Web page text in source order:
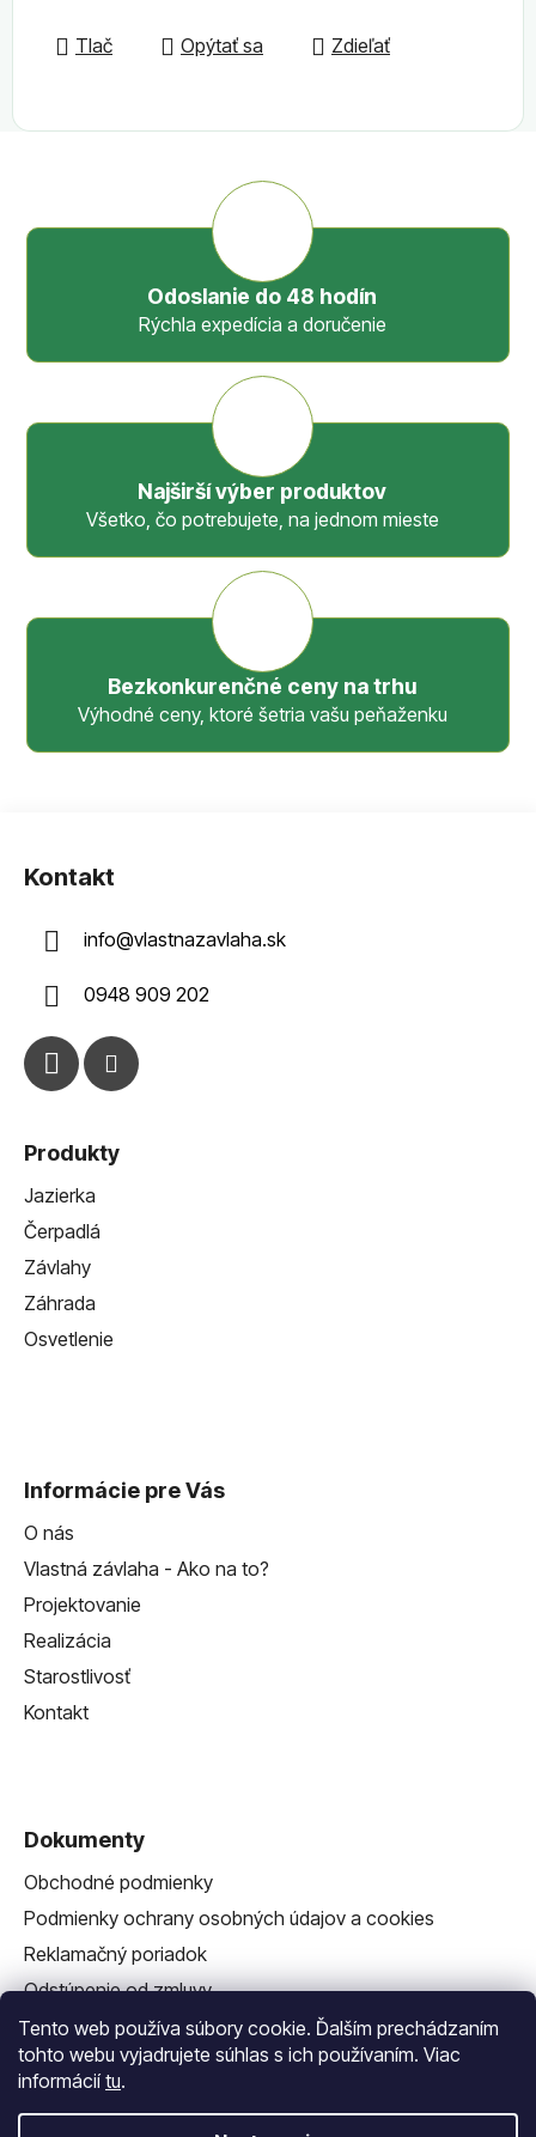
Tento web používa súbory cookie. Ďalším prechádzaním
tohto webu vyjadrujete súhlas s ich používaním. Viac
informácií tu.
Tlač Opýtať sa Zdieľať
Odoslanie do 48 hodín
Rýchla expedícia a doručenie
Najširší výber produktov
Všetko, čo potrebujete, na jednom mieste
Bezkonkurenčné ceny na trhu
Výhodné ceny, ktoré šetria vašu peňaženku
Kontakt
info@vlastnazavlaha.sk
0948 909 202
Produkty
Jazierka
Čerpadlá
Závlahy
Záhrada
Osvetlenie
Informácie pre Vás
O nás
Vlastná závlaha - Ako na to?
Projektovanie
Realizácia
Starostlivosť
Kontakt
Dokumenty
Obchodné podmienky
Podmienky ochrany osobných údajov a cookies
Reklamačný poriadok
Odstúpenie od zmluvy
Reklamačný formulár